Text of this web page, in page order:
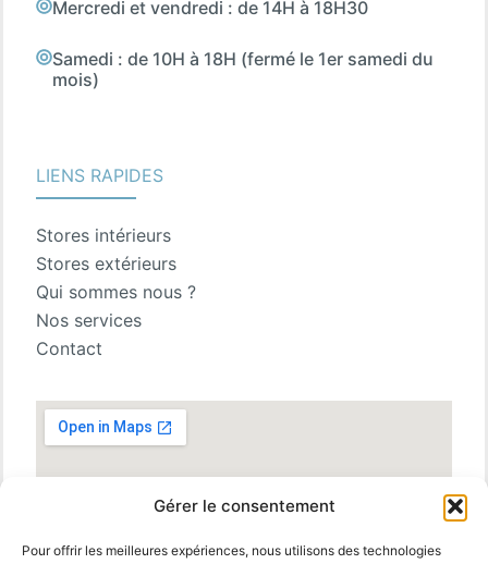
Gérer le consentement
Pour offrir les meilleures expériences, nous utilisons des technologies
Mercredi et vendredi : de 14H à 18H30
Samedi : de 10H à 18H (fermé le 1er samedi du
mois)
LIENS RAPIDES
Stores intérieurs
Stores extérieurs
Qui sommes nous ?
Nos services
Contact